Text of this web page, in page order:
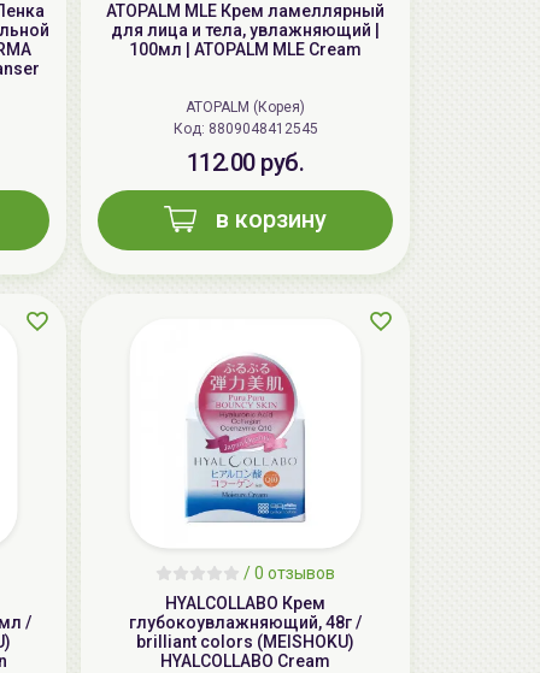
пектиновая, 200г, GELTEK
ATOPALM MLE Крем ламеллярный
для лица и тела, увлажняющий |
100мл | ATOPALM MLE Cream
ATOPALM (Корея)
Код: 8809048412545
112.00 руб.
в корзину
/
/0 отзывов
HYALCOLLABO Крем
глубокоувлажняющий, 48г /
brilliant colors (MEISHOKU)
HYALCOLLABO Cream